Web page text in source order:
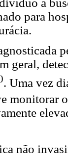
para
geral,
. Uma vez
monitorar
não